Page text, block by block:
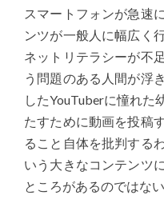
スマートフォンが急速
ンツが一般人に幅広く
ネットリテラシーが不
う問題のある人間が浮
したYouTuberに憧れた
たすために動画を投稿
ること自体を批判する
いう大きなコンテンツ
ところがあるのではない